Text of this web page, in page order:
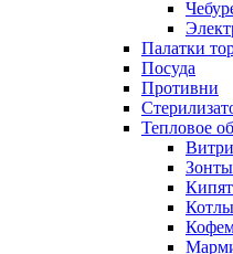
Палатки
Посуда
Противни
Тепловое